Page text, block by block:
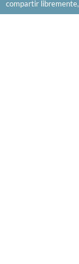
compartir